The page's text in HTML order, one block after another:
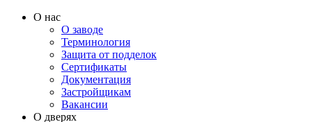
О нас
О заводе
Терминология
Защита от подделок
Сертификаты
Документация
Застройщикам
Вакансии
О дверях